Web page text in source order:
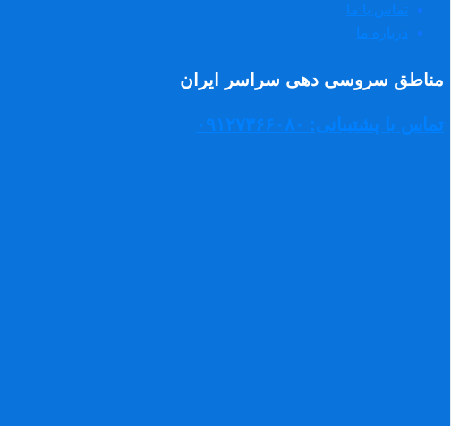
تماس با ما
درباره ما
مناطق سروسی دهی سراسر ایران
تماس با پشتیبانی: ۰۹۱۲۷۳۶۶۰۸۰